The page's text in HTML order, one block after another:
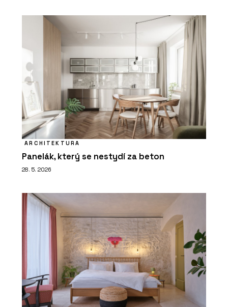
ARCHITEKTURA
Panelák, který se nestydí za beton
28. 5. 2026